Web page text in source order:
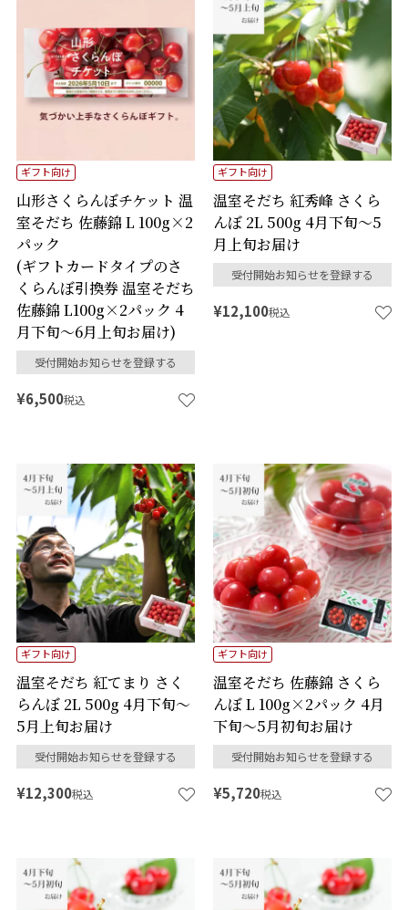
山形さくらんぼチケット 温
室そだち 佐藤錦 L 100g×2
パック
(ギフトカードタイプのさ
くらんぼ引換券 温室そだち
佐藤錦 L100g×2パック 4
月下旬～6月上旬お届け)
ギフト向け
受付開始お知らせを登録する
¥6,500税込
温室そだち 紅秀峰 さくら
んぼ 2L 500g 4月下旬～5
月上旬お届け
ギフト向け
受付開始お知らせを登録する
¥12,100税込
温室そだち 紅てまり さく
らんぼ 2L 500g 4月下旬～
5月上旬お届け
ギフト向け
受付開始お知らせを登録する
¥12,300税込
温室そだち 佐藤錦 さくら
んぼ L 100g×2パック 4月
下旬～5月初旬お届け
ギフト向け
受付開始お知らせを登録する
¥5,720税込